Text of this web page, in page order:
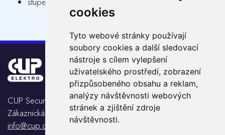
cookies
Tyto webové stránky používají
soubory cookies a další sledovací
nástroje s cílem vylepšení
uživatelského prostředí, zobrazení
přizpůsobeného obsahu a reklam,
analýzy návštěvnosti webových
stránek a zjištění zdroje
návštěvnosti.
CUP Security s.r.o.
Zákaznická linka:
+420 565 55 44 55
info@cup.cz